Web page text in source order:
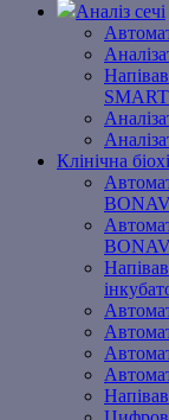
Аналіз сечі
SMART
Клінічна